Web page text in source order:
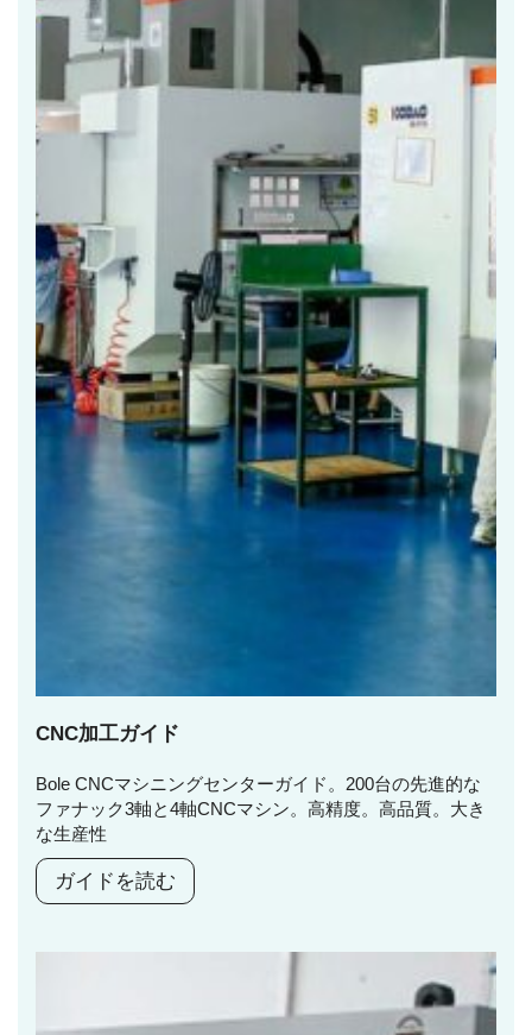
CNC加工ガイド
Bole CNCマシニングセンターガイド。200台の先進的な
ファナック3軸と4軸CNCマシン。高精度。高品質。大き
な生産性
ガイドを読む